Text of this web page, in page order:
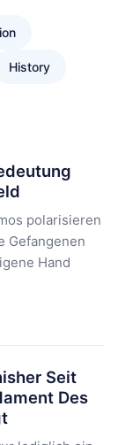
History
polarisieren
Gefangenen
Hand
Seit
Des